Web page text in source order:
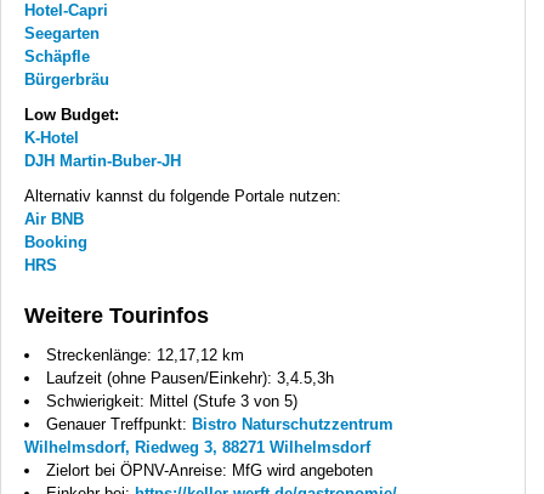
Hotel-Capri
Seegarten
Schäpfle
Bürgerbräu
Low Budget:
K-Hotel
DJH Martin-Buber-JH
Alternativ kannst du folgende Portale nutzen:
Air BNB
Booking
HRS
Weitere Tourinfos
Streckenlänge: 12,17,12 km
Laufzeit (ohne Pausen/Einkehr): 3,4.5,3h
Schwierigkeit: Mittel (Stufe 3 von 5)
Genauer Treffpunkt: Bistro Naturschutzzentrum
Wilhelmsdorf, Riedweg 3, 88271 Wilhelmsdorf
Zielort bei ÖPNV-Anreise: MfG wird angeboten